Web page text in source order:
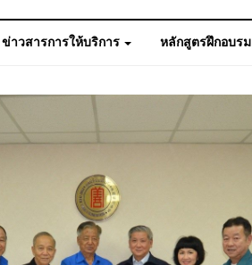
ข่าวสารการให้บริการ หลักสูตรฝึกอบรม